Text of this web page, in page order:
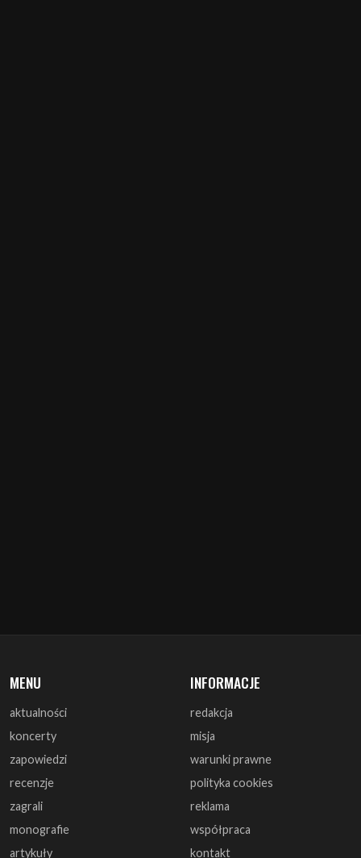
MENU
aktualności
koncerty
zapowiedzi
recenzje
zagrali
monografie
artykuły
INFORMACJE
redakcja
misja
warunki prawne
polityka cookies
reklama
współpraca
kontakt